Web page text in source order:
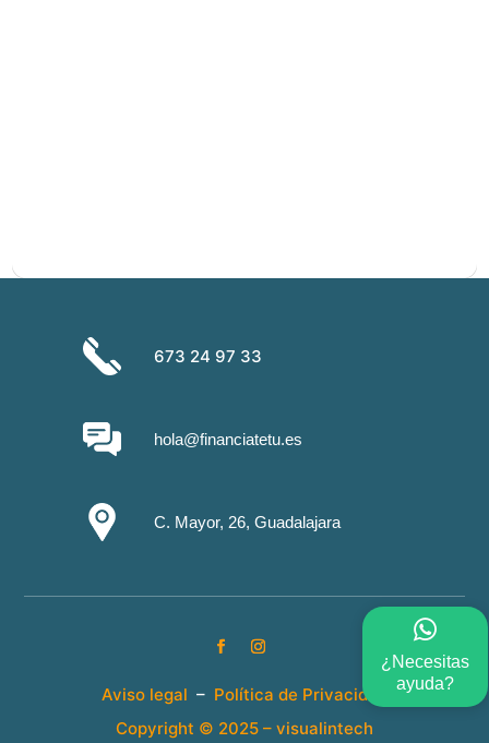
673 24 97 33
hola@financiatetu.es
C. Mayor, 26, Guadalajara
Aviso legal – Política de Privacidad
Copyright © 2025 – visualintech
¿Necesitas
ayuda?